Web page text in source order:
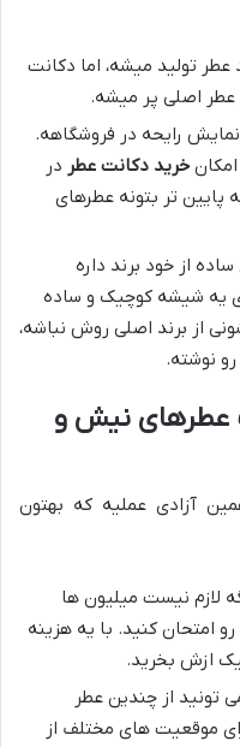
تولید میشه، اما دکانت
اصلی پر میشه.
رایحه در فروشگاهه.
خرید دکانت عطر در
پایین تر بتونه عطرهای
از خود برند داره
یه شیشه کوچیک و ساده
از برند اصلی روش نباشه،
نوشته.
عطرهای نیش و
آزادی عملیه که بهتون
لازم نیست میلیون ها
امتحان کنید. با یه هزینه
ازش بخرید.
تونید از چندین عطر
موقعیت های مختلف از